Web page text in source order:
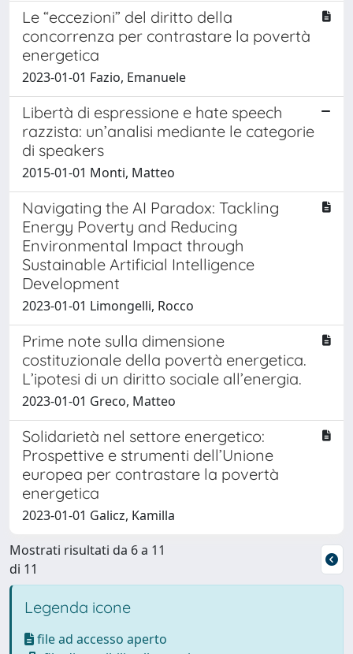
Le “eccezioni” del diritto della
concorrenza per contrastare la povertà
energetica
2023-01-01 Fazio, Emanuele
Libertà di espressione e hate speech
razzista: un’analisi mediante le categorie
di speakers
2015-01-01 Monti, Matteo
Navigating the AI Paradox: Tackling
Energy Poverty and Reducing
Environmental Impact through
Sustainable Artificial Intelligence
Development
2023-01-01 Limongelli, Rocco
Prime note sulla dimensione
costituzionale della povertà energetica.
L’ipotesi di un diritto sociale all’energia.
2023-01-01 Greco, Matteo
Solidarietà nel settore energetico:
Prospettive e strumenti dell’Unione
europea per contrastare la povertà
energetica
2023-01-01 Galicz, Kamilla
Mostrati risultati da 6 a 11
di 11
Legenda icone
file ad accesso aperto